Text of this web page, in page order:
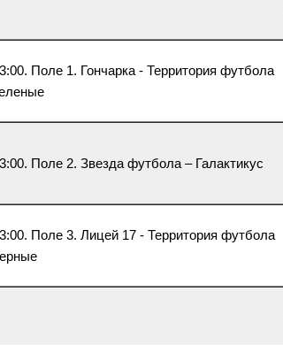
Поле 1. Гончарка - Территория футбола
Поле 2. Звезда футбола – Галактикус
Поле 3. Лицей 17 - Территория футбола